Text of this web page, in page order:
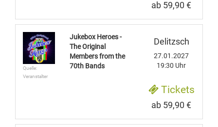
ab 59,90 €
Quelle:
Veranstalter
Jukebox Heroes -
The Original
Members from the
70th Bands
Delitzsch
27.01.2027
19:30 Uhr
Tickets
ab 59,90 €